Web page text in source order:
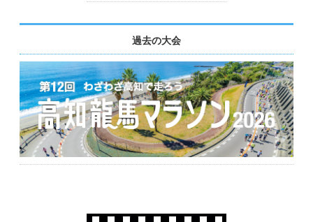
過去の大会